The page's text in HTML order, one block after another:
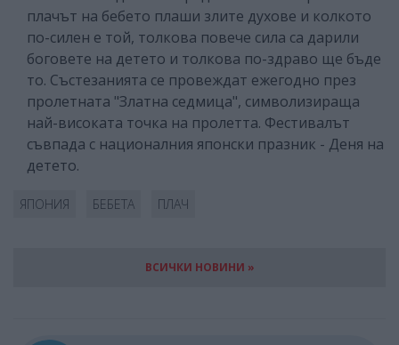
плачът на бебето плаши злите духове и колкото
по-силен е той, толкова повече сила са дарили
боговете на детето и толкова по-здраво ще бъде
то. Състезанията се провеждат ежегодно през
пролетната "Златна седмица", символизираща
най-високата точка на пролетта. Фестивалът
съвпада с националния японски празник - Деня на
детето.
ЯПОНИЯ БЕБЕТА ПЛАЧ
ВСИЧКИ НОВИНИ »